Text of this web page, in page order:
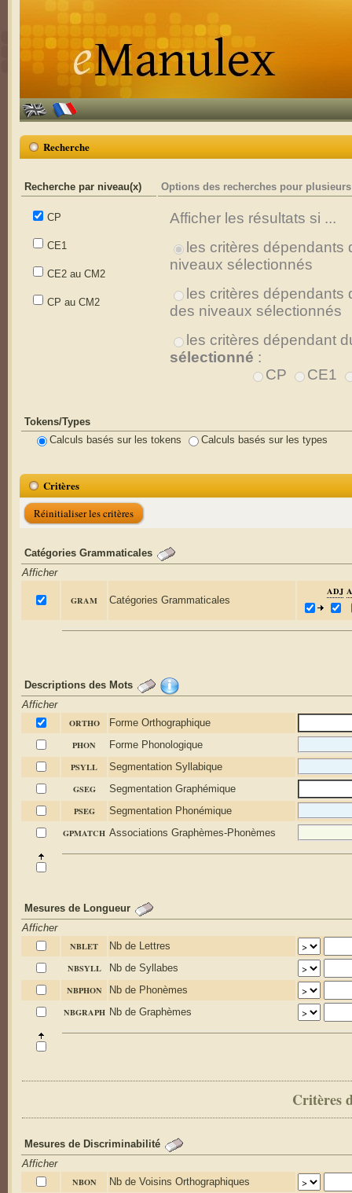
En Fr
Recherche
Recherche par niveau(x) Options des recherches pour
CP
CE1
CE2 au CM2
CP au CM2
Afficher les résultats si ...
les critères
niveaux sélectionnés
les critères
des niveaux sélectionnés
les critères dépendant
sélectionné :
CP
CE1
Tokens/Types
Calculs basés sur les tokens
Calculs basés sur les types
Critères
Réinitialiser les critères
Catégories Grammaticales
Afficher
GRAM Catégories Grammaticales
ADJ
Descriptions des Mots
Afficher
ORTHO Forme Orthographique
PHON Forme Phonologique
PSYLL Segmentation Syllabique
GSEG Segmentation Graphémique
PSEG Segmentation Phonémique
GPMATCH Associations Graphèmes-Phonèmes
Mesures de Longueur
Afficher
NBLET Nb de Lettres
NBSYLL Nb de Syllabes
NBPHON Nb de Phonèmes
NBGRAPH Nb de Graphèmes
Critères
Mesures de Discriminabilité
Afficher
NBON Nb de Voisins Orthographiques